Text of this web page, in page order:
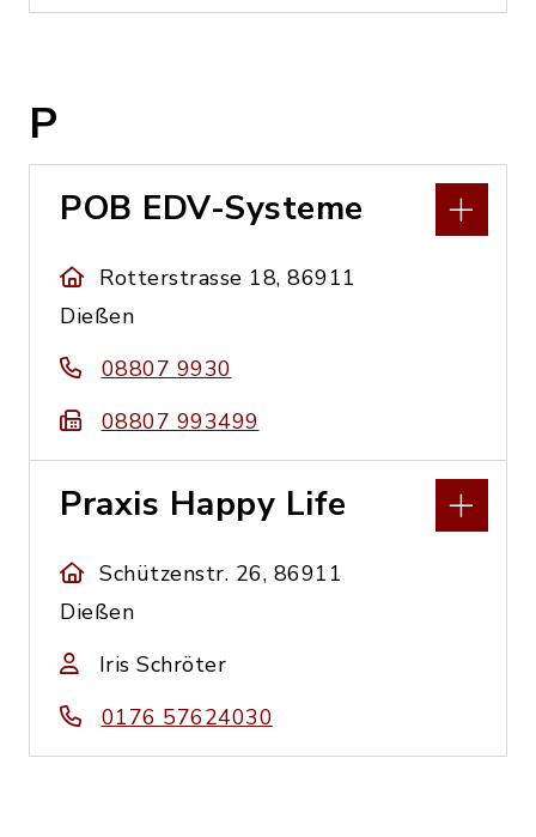
P
POB EDV-Systeme
Rotterstrasse 18, 86911
Dießen
08807 9930
08807 993499
Praxis Happy Life
Schützenstr. 26, 86911
Dießen
Iris Schröter
0176 57624030